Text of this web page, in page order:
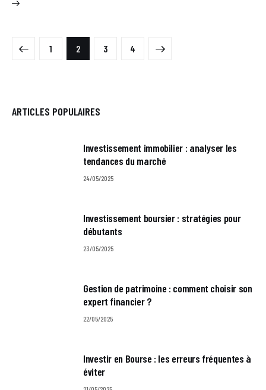
1 2 3 4
ARTICLES POPULAIRES
Investissement immobilier : analyser les
tendances du marché
24/05/2025
Investissement boursier : stratégies pour
débutants
23/05/2025
Gestion de patrimoine : comment choisir son
expert financier ?
22/05/2025
Investir en Bourse : les erreurs fréquentes à
éviter